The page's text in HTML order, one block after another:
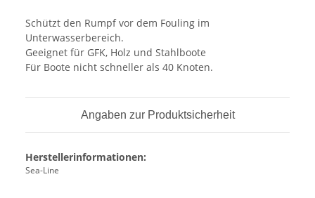
Schützt den Rumpf vor dem Fouling im
Unterwasserbereich.
Geeignet für GFK, Holz und Stahlboote
Für Boote nicht schneller als 40 Knoten.
Angaben zur Produktsicherheit
Herstellerinformationen:
Sea-Line
, ,